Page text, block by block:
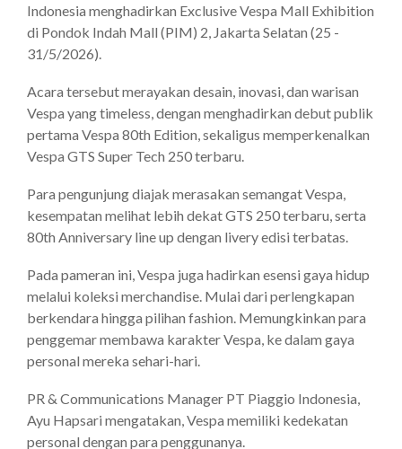
Indonesia menghadirkan Exclusive Vespa Mall Exhibition
di Pondok Indah Mall (PIM) 2, Jakarta Selatan (25 -
31/5/2026).
Acara tersebut merayakan desain, inovasi, dan warisan
Vespa yang timeless, dengan menghadirkan debut publik
pertama Vespa 80th Edition, sekaligus memperkenalkan
Vespa GTS Super Tech 250 terbaru.
Para pengunjung diajak merasakan semangat Vespa,
kesempatan melihat lebih dekat GTS 250 terbaru, serta
80th Anniversary line up dengan livery edisi terbatas.
Pada pameran ini, Vespa juga hadirkan esensi gaya hidup
melalui koleksi merchandise. Mulai dari perlengkapan
berkendara hingga pilihan fashion. Memungkinkan para
penggemar membawa karakter Vespa, ke dalam gaya
personal mereka sehari-hari.
PR & Communications Manager PT Piaggio Indonesia,
Ayu Hapsari mengatakan, Vespa memiliki kedekatan
personal dengan para penggunanya.